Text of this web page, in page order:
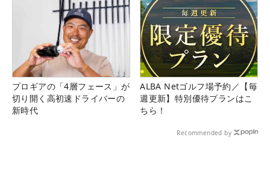
プロギアの「4層フェース」が
切り開く高初速ドライバーの
新時代
ALBA Netゴルフ場予約／【毎
週更新】特別優待プランはこ
ちら！
Recommended by